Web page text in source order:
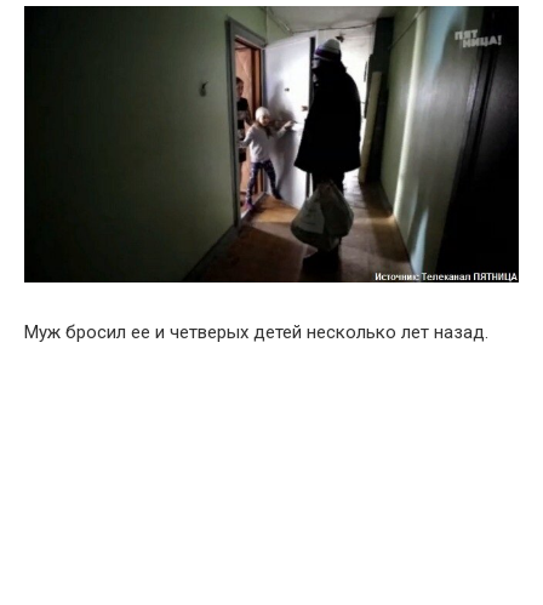
Муж бросил ее и четверых детей несколько лет назад.